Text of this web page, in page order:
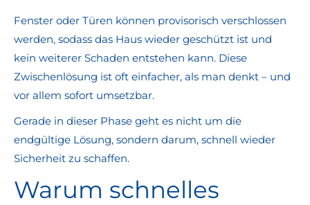
Fenster oder Türen können provisorisch verschlossen
werden, sodass das Haus wieder geschützt ist und
kein weiterer Schaden entstehen kann. Diese
Zwischenlösung ist oft einfacher, als man denkt – und
vor allem sofort umsetzbar.
Gerade in dieser Phase geht es nicht um die
endgültige Lösung, sondern darum, schnell wieder
Sicherheit zu schaffen.
Warum schnelles